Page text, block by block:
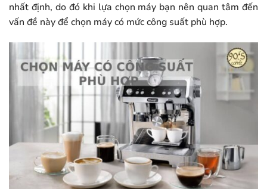
nhất định, do đó khi lựa chọn máy bạn nên quan tâm đến
vấn đề này để chọn máy có mức công suất phù hợp.